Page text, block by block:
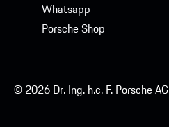
Whatsapp
Porsche Shop
© 2026 Dr. Ing. h.c. F. Porsche AG